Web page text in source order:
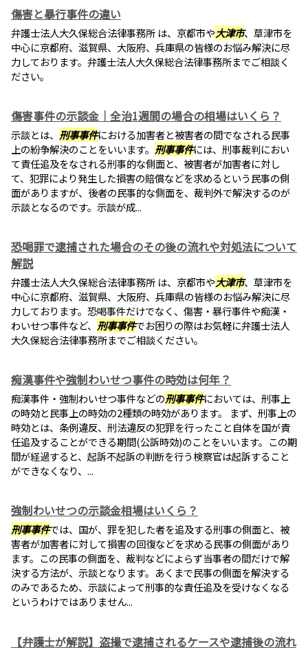
傷害と暴行事件の違い
弁護士法人大久保総合法律事務所 は、京都市や大津市、草津市を
中心に京都府、滋賀県、大阪府、兵庫県の皆様のお悩み解決に尽
力しております。弁護士法人大久保総合法律事務所までご相談く
ださい。
傷害事件の示談金｜全治1週間の場合の相場はいくら？
示談とは、 刑事事件における加害者と被害者の間でなされる民事
上の紛争解決のことをいいます。 刑事事件には、刑事裁判におい
て責任追及をなされる刑事的な側面と、被害者が加害者に対し
て、犯罪により発生した損害の賠償などを求めるという民事の側
面がありますが、後者の民事的な側面を、裁判外で解決するのが
示談となるのです。示談が成...
恐喝罪で逮捕された場合のその後の流れや対処法について
解説
弁護士法人大久保総合法律事務所 は、京都市や大津市、草津市を
中心に京都府、滋賀県、大阪府、兵庫県の皆様のお悩み解決に尽
力しております。恐喝事件だけでなく、傷害・暴行事件や痴漢・
わいせつ事件など、 刑事事件でお困りの際はお気軽に弁護士法人
大久保総合法律事務所までご相談ください。
痴漢事件や強制わいせつ事件の時効は何年？
痴漢事件・強制わいせつ事件などの刑事事件においては、刑事上
の時効と民事上の時効の2種類の時効があります。 まず、刑事上の
時効とは、条例違反、刑法違反の犯罪を行ったこと自体を国が責
任追及することができる期間(公訴時効)のことをいいます。この期
間が経過すると、起訴不起訴の判断を行う検察官は起訴すること
ができなくなり、...
強制わいせつの示談金相場はいくら？
刑事事件では、国が、罪を犯した者を追及する刑事の側面と、被
害者が加害者に対して損害の回復などを求める民事の側面があり
ます。この民事の側面を、裁判などによらず当事者の間だけで解
決する方法が、示談となります。あくまで民事の側面を解決する
のみであるため、示談によって刑事的な責任追及を受けなくなる
というわけではありません...
【弁護士が解説】盗撮で逮捕されるケースや逮捕後の流れ